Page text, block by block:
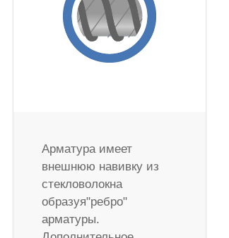
Арматура имеет
внешнюю навивку из
стекловолокна
образуя"ребро"
арматуры.